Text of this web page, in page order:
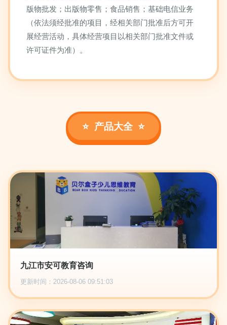
版物批发；出版物零售；食品销售；基础电信业务
（依法须经批准的项目，经相关部门批准后方可开
展经营活动，具体经营项目以相关部门批准文件或
许可证件为准）。
产品大全
九江市安可教育咨询
更新时间：2026-08-06 09:51:03